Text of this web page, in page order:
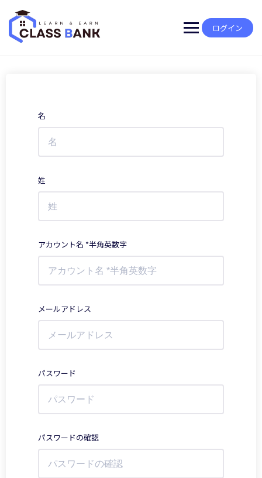
content
ログイン
名
姓
アカウント名 *半角英数字
メールアドレス
パスワード
パスワードの確認